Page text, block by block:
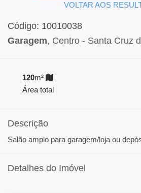
VOLTAR AOS
Código: 10010038
Garagem, Centro - Santa Cruz
120m²
Área total
Descrição
Salão amplo para garagem/loja ou
Detalhes do Imóvel